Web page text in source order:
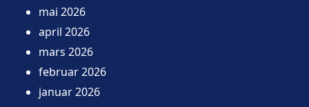
mai 2026
april 2026
mars 2026
februar 2026
januar 2026